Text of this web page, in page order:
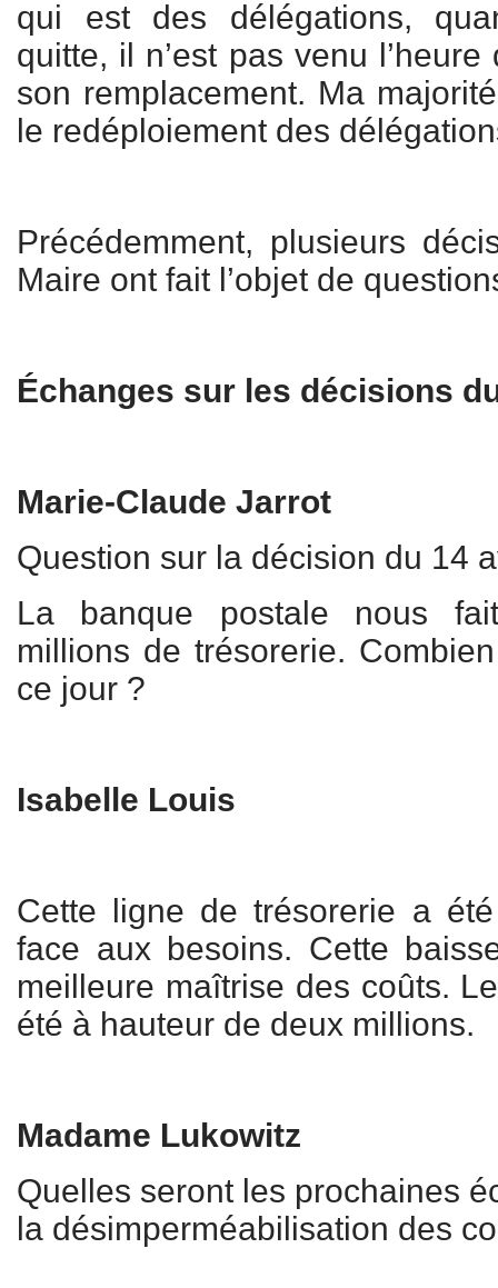
qui est des délégations,
quitte, il n’est pas venu
son remplacement. Ma
le redéploiement des
Précédemment, plusieurs
Maire ont fait l’objet de
Échanges sur les décisions
Marie-Claude Jarrot
Question sur la décision du 14
La banque postale nous
millions de trésorerie.
ce jour ?
Isabelle Louis
Cette ligne de trésorerie a
face aux besoins. Cette
meilleure maîtrise des coûts.
été à hauteur de deux millions.
Madame Lukowitz
Quelles seront les prochaines
la désimperméabilisation des